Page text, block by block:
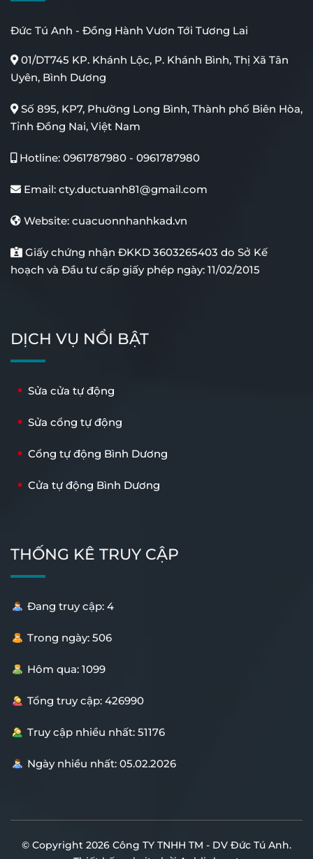
Đức Tú Anh - Đồng Hành Vươn Tới Tương Lai
01/DT745 KP. Khánh Lộc, P. Khánh Bình, Thị Xã Tân
Uyên, Bình Dương
Số 895, KP7, Phường Long Bình, Thành phố Biên Hòa,
Tỉnh Đồng Nai, Việt Nam
Hotline: 0961787980 - 0961787980
Email: cty.ductuanh81@gmail.com
Website: cuacuonnhanhkad.vn
Giấy chứng nhận ĐKKD 3603265403 do Sở Kế
hoạch và Đầu tư cấp giấy phép ngày: 11/02/2015
DỊCH VỤ NỔI BẬT
Sửa cửa tự động
Sửa cổng tự động
Cổng tự động Bình Dương
Cửa tự động Bình Dương
THỐNG KÊ TRUY CẬP
Đang truy cập: 4
Trong ngày: 506
Hôm qua: 1099
Tổng truy cập: 426990
Truy cập nhiều nhất: 51176
Ngày nhiều nhất: 05.02.2026
© Copyright 2026 Công TY TNHH TM - DV Đức Tú Anh.